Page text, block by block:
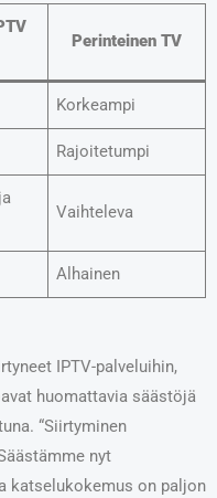
Perinteinen TV
Korkeampi
Rajoitetumpi
Vaihteleva
Alhainen
IPTV-palveluihin,
huomattavia säästöjä
“Siirtyminen
nyt
katselukokemus on paljon